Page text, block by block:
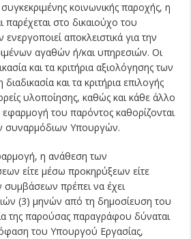
κοινωνικής παροχής, η
παρέχεται στο δικαιούχο του
αποκλειστικά για την
αγαθών ή/και υπηρεσιών. Οι
και τα κριτήρια αξιολόγησης των
και τα κριτήρια επιλογής
υλοποίησης, καθώς και κάθε άλλο
του παρόντος καθορίζονται
συναρμόδιων Υπουργών.
η ανάθεση των
είτε μέσω προκηρύξεων είτε
πρέπει να έχει
(3) μηνών από τη δημοσίευση του
της παρούσας παραγράφου δύναται
του Υπουργού Εργασίας,